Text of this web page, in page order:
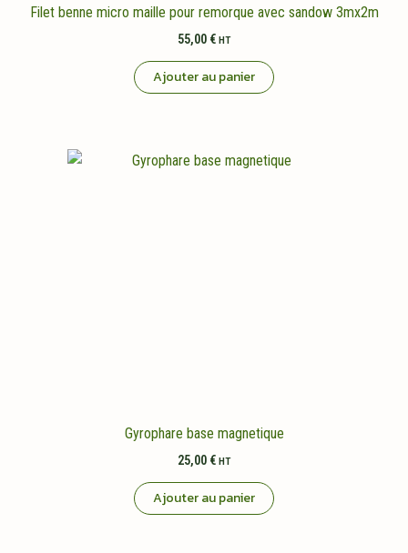
Filet benne micro maille pour remorque avec sandow 3mx2m
55,00 € HT
Ajouter au panier
Gyrophare base magnetique
25,00 € HT
Ajouter au panier